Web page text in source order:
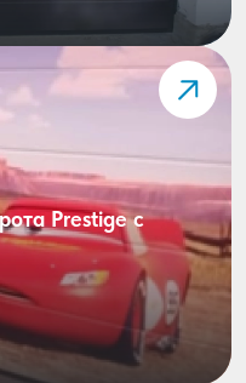
Prestige с